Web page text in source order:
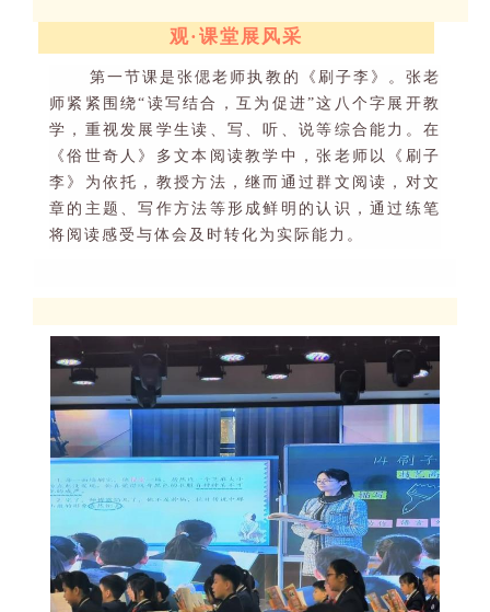
观· 课堂展风采
第一节课是张偲老师执教的 《 刷子李 》。张老
师紧紧围绕“ 读写结合，互为促进”这八个字展开教
学，重视发展学生读、写、听、说等综合能力。在
《俗世奇人》多文本阅读教学中，张老师以《刷子
李》为依托，教授方法，继而通过群文阅读，对文
章的主题、写作方法等形成鲜明的认识，通过练笔
将阅读感受与体会及时转化为实际能力。